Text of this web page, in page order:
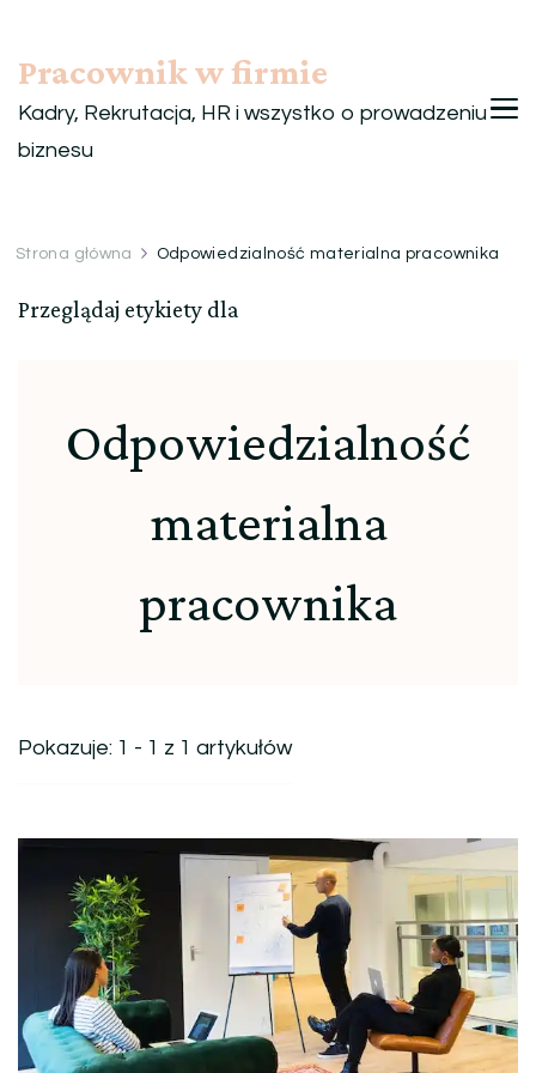
Pracownik w firmie
Kadry, Rekrutacja, HR i wszystko o prowadzeniu
biznesu
Strona główna Odpowiedzialność materialna pracownika
Przeglądaj etykiety dla
Odpowiedzialność
materialna
pracownika
Pokazuje: 1 - 1 z 1 artykułów